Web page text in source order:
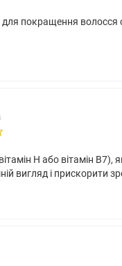
для покращення
Н або вітамін
вигляд і прискорити